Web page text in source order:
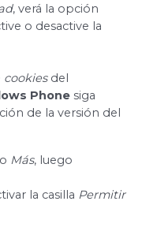
, verá la opción
o desactive la
cookiesdel
Phone siga
de la versión del
Más, luego
la casilla Permitir